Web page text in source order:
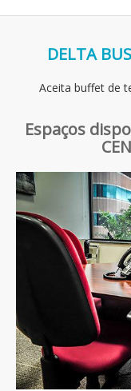
DELTA
Aceita buffet de
Espaços